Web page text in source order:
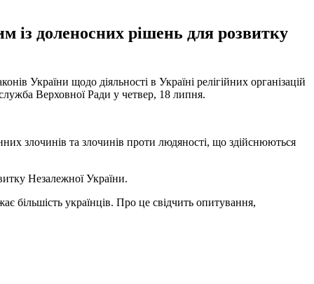
із доленосних рішень для розвитку
України щодо діяльності в Україні релігійних організацій
Верховної Ради у четвер, 18 липня.
злочинів та злочинів проти людяності, що здійснюються
Незалежної України.
більшість українців. Про це свідчить опитування,